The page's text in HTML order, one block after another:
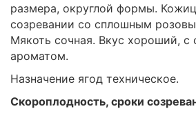
размера, округлой формы.
созревании со сплошным
Мякоть сочная. Вкус хороший, с
ароматом.
Назначение ягод техническое.
Скороплодность, сроки